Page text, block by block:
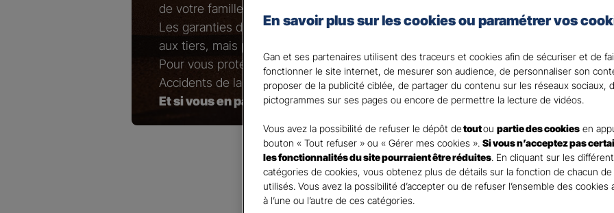
de votre famille…
Les garanties de responsabilité civile de vos autres contrats couvrent les
aux tiers, mais pas ceux que vous et votre famille pourriez subir.
Pour vous protéger ainsi que vos proches des conséquences des accidents de la
Accidents de la Vie !
Et si vous en parliez avec votre Agent général ?
En savoir plus sur les cookies ou paramétrer vos
Gan et ses partenaires utilisent des traceurs et cookies afin de sécuriser et de
fonctionner le site internet, de mesurer son audience, de personnaliser son
proposer de la publicité ciblée, de partager du contenu sur les réseaux sociaux,
pictogrammes sur ses pages ou encore de permettre la lecture de vidéos.
Vous avez la possibilité de refuser le dépôt detoutou partie des cookies en
bouton « Tout refuser » ou « Gérer mes cookies ». Si vous n’acceptez pas
les fonctionnalités du site pourraient être réduites. En cliquant sur les
catégories de cookies, vous obtenez plus de détails sur la fonction de chacun
utilisés. Vous avez la possibilité d’accepter ou de refuser l’ensemble des cookies
à l’une ou l’autre de ces catégories.